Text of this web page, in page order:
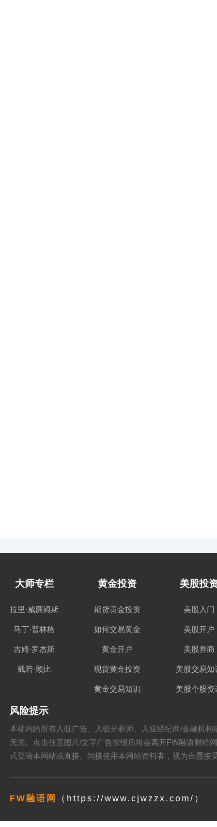
大师专栏
拉里·威廉姆斯
马丁·普林格
吉姆·罗杰斯
戴若·顾比
黄金投资
期货黄金投资
如何交易黄金
黄金开户
现货黄金投资
黄金交易知识
美股投
美股入门
美股开户
美股券商
美股交易知
美股个股资
风险提示
本站内的所有入驻广告、入驻分析师、入驻经纪商/金融机
无关。点击任意图片/文字广告按钮后将会离开FW融语财经
式登陆本网站或直接、间接使用本网站资料者，视为自愿接
FW融语网 （https://www.cjwzzx.com/）